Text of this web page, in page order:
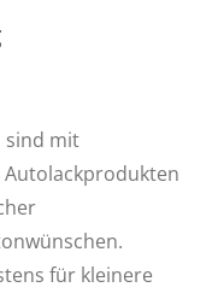
sind mit
für kleinere